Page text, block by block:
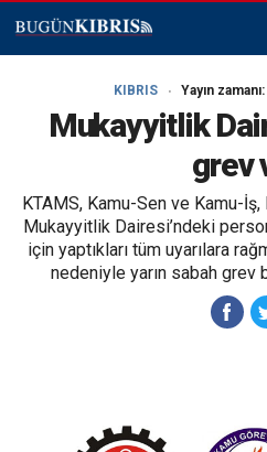
KIBRIS Yayın zamanı:
Mukayyitlik
grev
KTAMS, Kamu-Sen ve Kamu-
Mukayyitlik Dairesi’ndeki
için yaptıkları tüm uyarılara
nedeniyle yarın sabah grev